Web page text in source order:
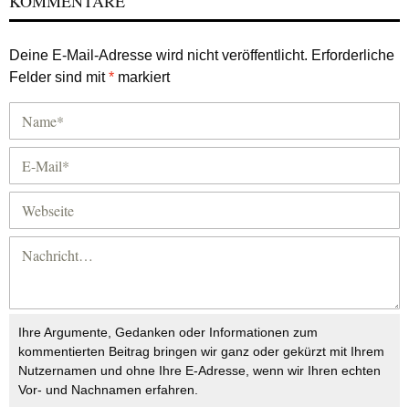
Deine E-Mail-Adresse wird nicht veröffentlicht. Erforderliche
Felder sind mit* markiert
Ihre Argumente, Gedanken oder Informationen zum
kommentierten Beitrag bringen wir ganz oder gekürzt mit Ihrem
Nutzernamen und ohne Ihre E-Adresse, wenn wir Ihren echten
Vor- und Nachnamen erfahren.